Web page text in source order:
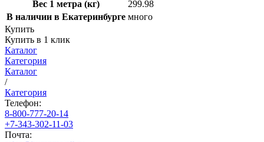
Вес 1 метра (кг)
299.98
В наличии в Екатеринбурге много
Купить
Купить в 1 клик
Каталог
Категория
Каталог
/
Категория
Телефон:
8-800-777-20-14
+7-343-302-11-03
Почта: